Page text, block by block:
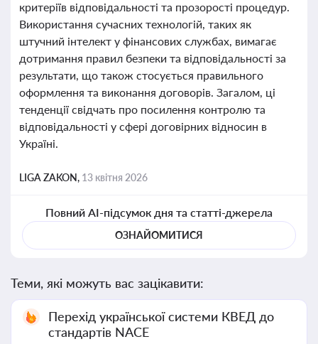
критеріїв відповідальності та прозорості процедур.
Використання сучасних технологій, таких як
штучний інтелект у фінансових службах, вимагає
дотримання правил безпеки та відповідальності за
результати, що також стосується правильного
оформлення та виконання договорів. Загалом, ці
тенденції свідчать про посилення контролю та
відповідальності у сфері договірних відносин в
Україні.
LIGA ZAKON, 13 квітня 2026
Повний AI-підсумок дня та статті-джерела
ОЗНАЙОМИТИСЯ
Теми, які можуть вас зацікавити:
Перехід української системи КВЕД до
стандартів NACE